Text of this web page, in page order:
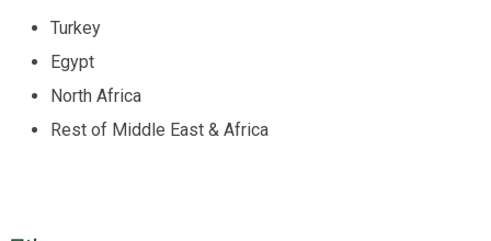
Turkey
Egypt
North Africa
Rest of Middle East & Africa